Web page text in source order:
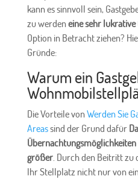
kann es sinnvoll sein,
zu werdeneine sehr lukrative
Option in Betracht ziehen?
Gründe:
Warum ein
Die Vorteile vonWerden Sie
Areassind der Grund dafür
größer. Durch den Beitritt
Ihr Stellplatz nicht nur von